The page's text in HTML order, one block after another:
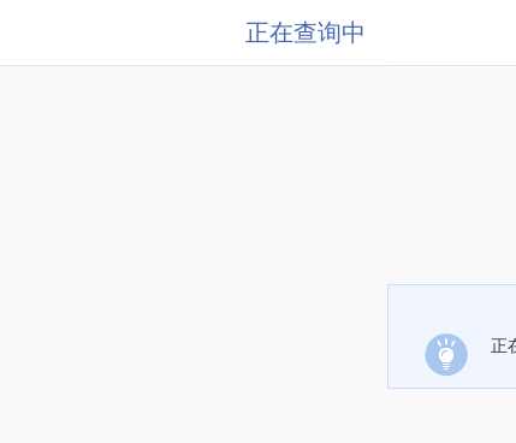
正在查询中
正